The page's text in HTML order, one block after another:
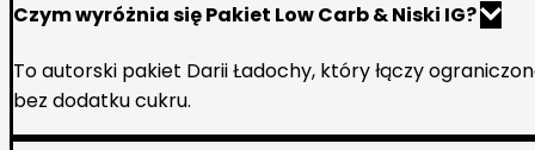
Czym wyróżnia się Pakiet Low Carb & Niski IG?
To autorski pakiet Darii Ładochy, który łączy
bez dodatku cukru.